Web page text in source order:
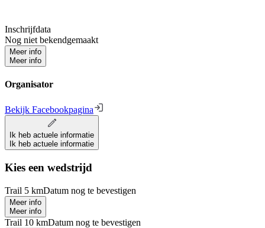
Inschrijfdata
Nog niet bekendgemaakt
Meer info
Meer info
Organisator
Bekijk Facebookpagina
Ik heb actuele informatie
Ik heb actuele informatie
Kies een wedstrijd
Trail 5 kmDatum nog te bevestigen
Meer info
Meer info
Trail 10 kmDatum nog te bevestigen